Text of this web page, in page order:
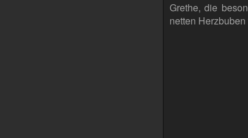
Grethe, die
netten